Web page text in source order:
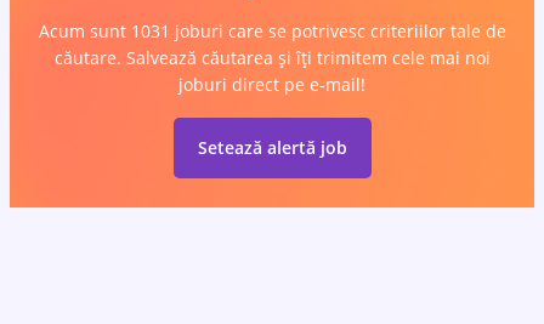
Acum sunt 1031 joburi care se potrivesc criteriilor tale de
căutare. Salvează căutarea și îți trimitem cele mai noi
joburi direct pe e-mail!
Setează alertă job